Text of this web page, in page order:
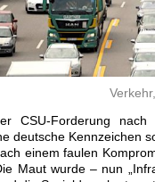
CSU-Forderung nach
deutsche Kennzeichen
einem faulen
Maut wurde – nun